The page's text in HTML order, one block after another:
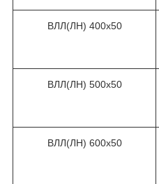
ВЛЛ(ЛН) 400х50
ВЛЛ(ЛН) 500х50
ВЛЛ(ЛН) 600х50